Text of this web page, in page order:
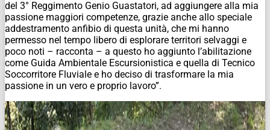
del 3° Reggimento Genio Guastatori, ad aggiungere alla mia
passione maggiori competenze, grazie anche allo speciale
addestramento anfibio di questa unità, che mi hanno
permesso nel tempo libero di esplorare territori selvaggi e
poco noti – racconta – a questo ho aggiunto l’abilitazione
come Guida Ambientale Escursionistica e quella di Tecnico
Soccorritore Fluviale e ho deciso di trasformare la mia
passione in un vero e proprio lavoro”.